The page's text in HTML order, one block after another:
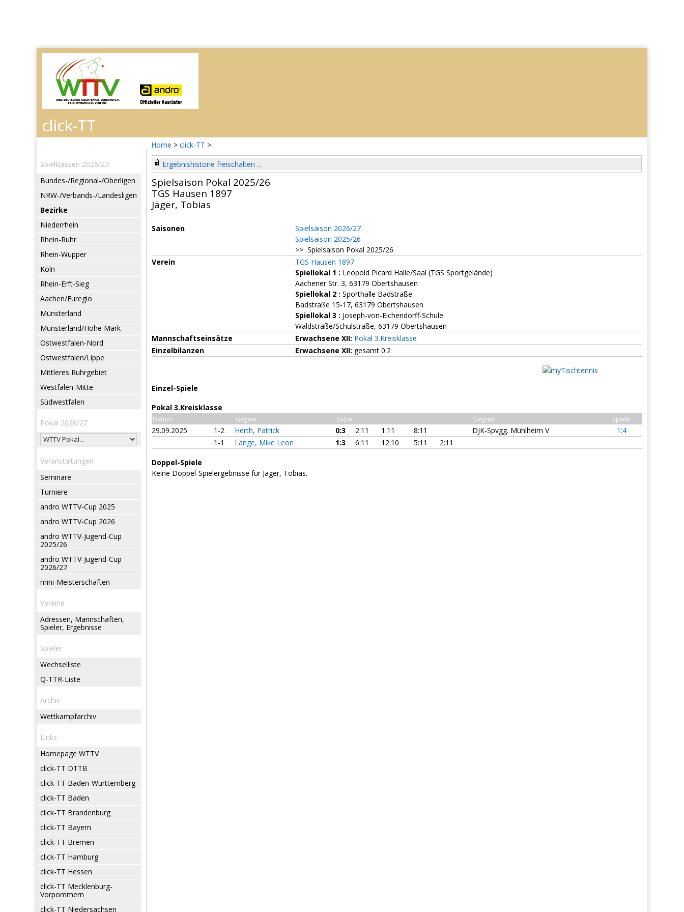
Home > click-TT >
Spielklassen 2026/27
Bundes-/Regional-/Oberligen
NRW-/Verbands-/Landesligen
Bezirke
Niederrhein
Rhein-Ruhr
Rhein-Wupper
Köln
Rhein-Erft-Sieg
Aachen/Euregio
Münsterland
Münsterland/Hohe Mark
Ostwestfalen-Nord
Ostwestfalen/Lippe
Mittleres Ruhrgebiet
Westfalen-Mitte
Südwestfalen
Pokal 2026/27
Veranstaltungen
Seminare
Turniere
andro WTTV-Cup 2025
andro WTTV-Cup 2026
andro WTTV-Jugend-Cup
2025/26
andro WTTV-Jugend-Cup
2026/27
mini-Meisterschaften
Vereine
Adressen, Mannschaften,
Spieler, Ergebnisse
Spieler
Wechselliste
Q-TTR-Liste
Archiv
Wettkampfarchiv
Links
Homepage WTTV
click-TT DTTB
click-TT Baden-Württemberg
click-TT Baden
click-TT Brandenburg
click-TT Bayern
click-TT Bremen
click-TT Hamburg
click-TT Hessen
click-TT Mecklenburg-
Vorpommern
click-TT Niedersachsen
Ergebnishistorie freischalten ...
Spielsaison Pokal 2025/26
TGS Hausen 1897
Jäger, Tobias
Saisonen
Spielsaison 2026/27
Spielsaison 2025/26
>> Spielsaison Pokal 2025/26
Verein
TGS Hausen 1897
Spiellokal 1 : Leopold Picard Halle/Saal (TGS Sportgelände)
Aachener Str. 3, 63179 Obertshausen
Spiellokal 2 : Sporthalle Badstraße
Badstraße 15-17, 63179 Obertshausen
Spiellokal 3 : Joseph-von-Eichendorff-Schule
Waldstraße/Schulstraße, 63179 Obertshausen
Mannschaftseinsätze
Erwachsene XII: Pokal 3.Kreisklasse
Einzelbilanzen
Erwachsene XII: gesamt 0:2
Einzel-Spiele
Pokal 3.Kreisklasse
Datum Gegner Sätze Gegner Spiele
29.09.2025 1-2 Herth, Patrick 0:3 2:11 1:11 8:11 DJK-Spvgg. Mühlheim V
1:4
1-1
Lange, Mike Leon 1:3 6:11 12:10 5:11 2:11
Doppel-Spiele
Keine Doppel-Spielergebnisse für Jäger, Tobias.